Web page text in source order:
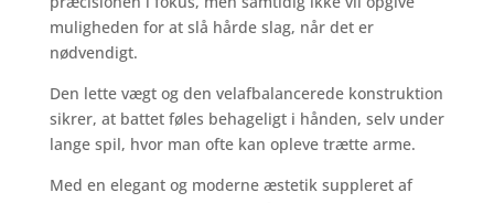
muligheden for at slå hårde slag, når det er
nødvendigt.
Den lette vægt og den velafbalancerede konstruktion
sikrer, at battet føles behageligt i hånden, selv under
lange spil, hvor man ofte kan opleve trætte arme.
Med en elegant og moderne æstetik suppleret af